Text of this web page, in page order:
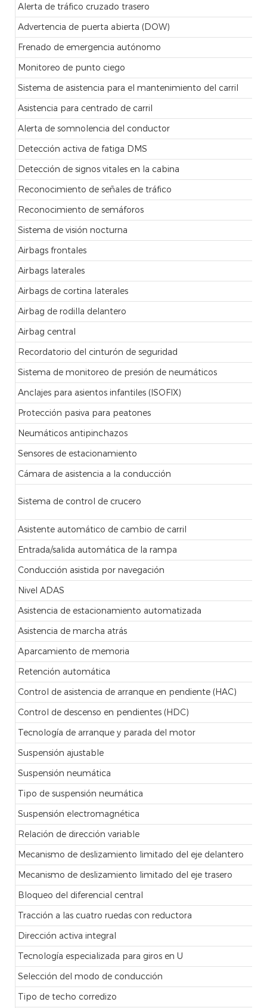
Alerta de tráfico cruzado trasero
Advertencia de puerta abierta (DOW)
Frenado de emergencia autónomo
Monitoreo de punto ciego
Sistema de asistencia para el mantenimiento del carril
Asistencia para centrado de carril
Alerta de somnolencia del conductor
Detección activa de fatiga DMS
Detección de signos vitales en la cabina
Reconocimiento de señales de tráfico
Reconocimiento de semáforos
Sistema de visión nocturna
Airbags frontales
Airbags laterales
Airbags de cortina laterales
Airbag de rodilla delantero
Airbag central
Recordatorio del cinturón de seguridad
Sistema de monitoreo de presión de neumáticos
Anclajes para asientos infantiles (ISOFIX)
Protección pasiva para peatones
Neumáticos antipinchazos
Sensores de estacionamiento
Cámara de asistencia a la conducción
Sistema de control de crucero
Asistente automático de cambio de carril
Entrada/salida automática de la rampa
Conducción asistida por navegación
Nivel ADAS
Asistencia de estacionamiento automatizada
Asistencia de marcha atrás
Aparcamiento de memoria
Retención automática
Control de asistencia de arranque en pendiente (HAC)
Control de descenso en pendientes (HDC)
Tecnología de arranque y parada del motor
Suspensión ajustable
Suspensión neumática
Tipo de suspensión neumática
Suspensión electromagnética
Relación de dirección variable
Mecanismo de deslizamiento limitado del eje delantero
Mecanismo de deslizamiento limitado del eje trasero
Bloqueo del diferencial central
Tracción a las cuatro ruedas con reductora
Dirección activa integral
Tecnología especializada para giros en U
Selección del modo de conducción
Tipo de techo corredizo